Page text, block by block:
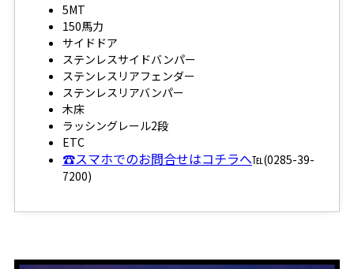
5MT
150馬力
サイドドア
ステンレスサイドバンパー
ステンレスリアフェンダー
ステンレスリアバンパー
木床
ラッシングレール2段
ETC
☎スマホでのお問合せはコチラへ℡(0285-39-
7200)